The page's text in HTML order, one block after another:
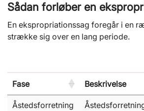
Sådan forløber en
En ekspropriationssag foregår i en
strække sig over en lang periode.
Fase Beskrivelse
Åstedsforretning